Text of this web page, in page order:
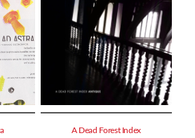
A Dead Forest Index